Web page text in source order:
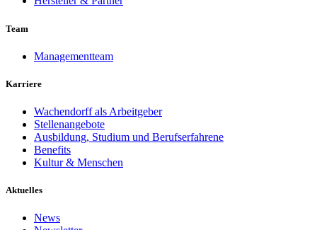
Team
Managementteam
Karriere
Wachendorff als Arbeitgeber
Stellenangebote
Ausbildung, Studium und Berufserfahrene
Benefits
Kultur & Menschen
Aktuelles
News